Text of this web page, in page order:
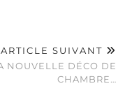
ARTICLE SUIVANT
NOUVELLE DÉCO DE
CHAMBRE…